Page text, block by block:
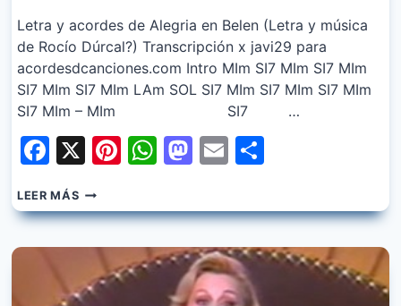
Letra y acordes de Alegria en Belen (Letra y música
de Rocío Dúrcal?) Transcripción x javi29 para
acordesdcanciones.com Intro MIm SI7 MIm SI7 MIm
SI7 MIm SI7 MIm LAm SOL SI7 MIm SI7 MIm SI7 MIm
SI7 MIm – MIm SI7 …
Facebook
X Pinterest
WhatsApp
Mastodon
Email
LEER MÁSROCIO
DURCAL
–
BELEN